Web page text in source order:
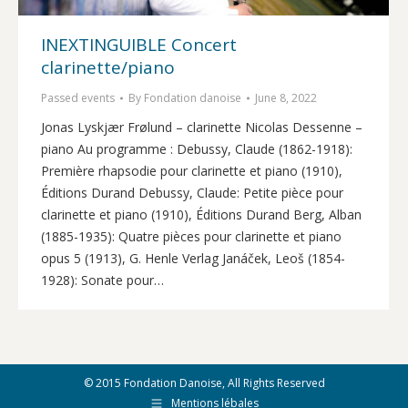
INEXTINGUIBLE Concert
clarinette/piano
Passed events By Fondation danoise June 8, 2022
Jonas Lyskjær Frølund – clarinette Nicolas Dessenne –
piano Au programme : Debussy, Claude (1862-1918):
Première rhapsodie pour clarinette et piano (1910),
Éditions Durand Debussy, Claude: Petite pièce pour
clarinette et piano (1910), Éditions Durand Berg, Alban
(1885-1935): Quatre pièces pour clarinette et piano
opus 5 (1913), G. Henle Verlag Janáček, Leoš (1854-
1928): Sonate pour…
© 2015 Fondation Danoise, All Rights Reserved
Mentions lébales